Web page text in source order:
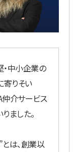
・中小企業の
りそい
介サービス
ました。
は、創業以